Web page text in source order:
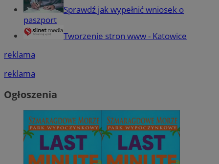
Sprawdź jak wypełnić wniosek o
paszport
Tworzenie stron www - Katowice
reklama
reklama
Ogłoszenia